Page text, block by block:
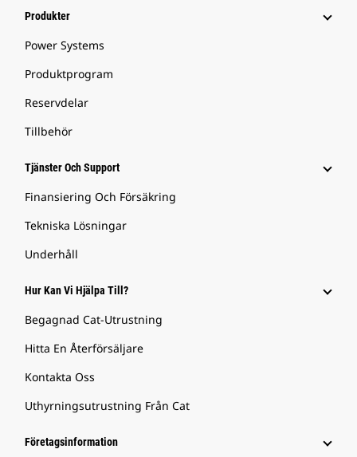
Produkter
Power Systems
Produktprogram
Reservdelar
Tillbehör
Tjänster Och Support
Finansiering Och Försäkring
Tekniska Lösningar
Underhåll
Hur Kan Vi Hjälpa Till?
Begagnad Cat-Utrustning
Hitta En Återförsäljare
Kontakta Oss
Uthyrningsutrustning Från Cat
Företagsinformation